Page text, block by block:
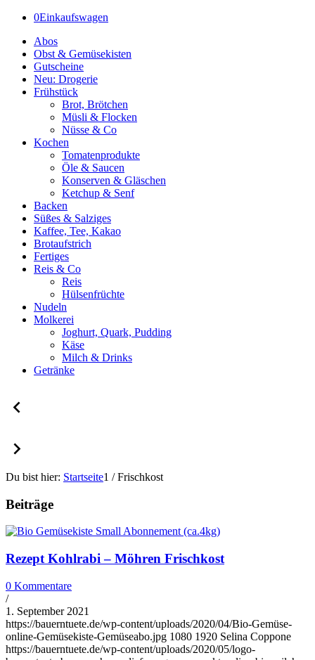
0Einkaufswagen
Abos
Obst & Gemüsekisten
Gutscheine
Neu: Drogerie
Frühstück
Brot, Brötchen
Müsli & Flocken
Nüsse & Co
Kochen
Tomatenprodukte
Öle & Saucen
Konserven & Gläschen
Ketchup & Senf
Backen
Süßes & Salziges
Kaffee, Tee, Kakao
Brotaufstrich
Fertiges
Reis & Co
Reis
Hülsenfrüchte
Nudeln
Molkerei
Joghurt, Quark, Pudding
Käse
Milch & Drinks
Getränke
Du bist hier: Startseite1 / Frischkost
Beiträge
Rezept Kohlrabi – Möhren Frischkost
0 Kommentare
/
1. September 2021
https://bauerntuete.de/wp-content/uploads/2020/04/Bio-Gemüse-
online-Gemüsekiste-Gemüseabo.jpg 1080 1920 Selina Coppone
https://bauerntuete.de/wp-content/uploads/2020/05/logo-